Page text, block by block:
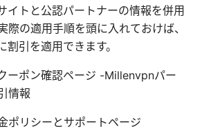
イトと公認パートナーの情報を併用
際の適用手順を頭に入れておけば、
引を適用できます。
ーポン確認ページ -Millenvpnパー
情報
ポリシーとサポートページ